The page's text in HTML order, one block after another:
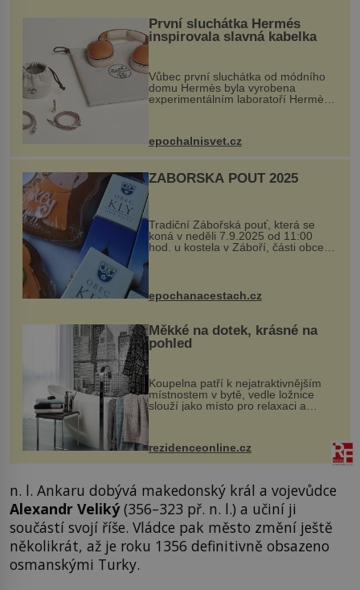
První sluchátka Hermés
inspirovala slavná kabelka
Vůbec první sluchátka od módního
domu Hermès byla vyrobena
experimentálním laboratoří Hermès
kovový...
epochalnisvet.cz
ZÁBOŘSKÁ POUŤ 2025
Tradiční Zábořská pouť, která se
koná v neděli 7.9.2025 od 11:00
hod. u kostela v Záboří, části obce
Kly u Mělníka. V programu naleznete
komentovanou prohlídku kostela,
epochanacestach.cz
Měkké na dotek, krásné na
pohled
Koupelna patří k nejatraktivnějším
místnostem v bytě, vedle ložnice
slouží jako místo pro relaxaci a
odpočinek. Koupelnový textil –
ručníky, osušky a koberečky –
mohou jako mávnutím kouzelného
proutku...
rezidenceonline.cz
n. l. Ankaru dobývá makedonský král a vojevůdce
Alexandr Veliký(356–323 př. n. l.) a učiní ji
součástí svojí říše. Vládce pak město změní ještě
několikrát, až je roku 1356 definitivně obsazeno
osmanskými Turky.